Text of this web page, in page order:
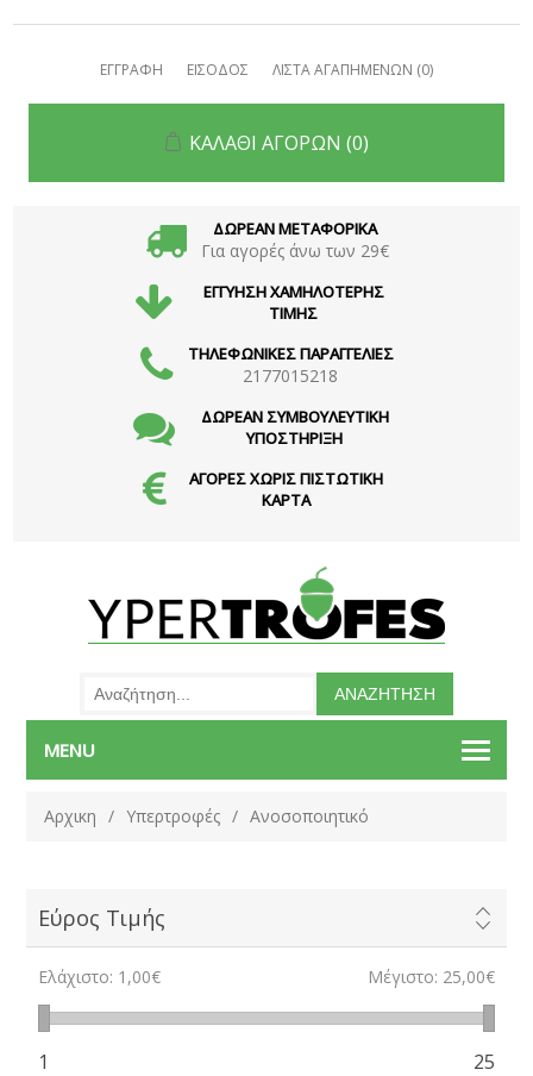
ΕΓΓΡΑΦΗ ΕΙΣΟΔΟΣ ΛΙΣΤΑ ΑΓΑΠΗΜΕΝΩΝ (0)
ΚΑΛΑΘΙ ΑΓΟΡΩΝ (0)
ΔΩΡΕΑΝ ΜΕΤΑΦΟΡΙΚΑ
Για αγορές άνω των 29€
ΕΓΓΥΗΣΗ ΧΑΜΗΛΟΤΕΡΗΣ
ΤΙΜΗΣ
ΤΗΛΕΦΩΝΙΚΕΣ ΠΑΡΑΓΓΕΛΙΕΣ
2177015218
ΔΩΡΕΑΝ ΣΥΜΒΟΥΛΕΥΤΙΚΗ
ΥΠΟΣΤΗΡΙΞΗ
ΑΓΟΡΕΣ ΧΩΡΙΣ ΠΙΣΤΩΤΙΚΗ
ΚΑΡΤΑ
MENU
Αρχικη / Υπερτροφές / Ανοσοποιητικό
Εύρος Τιμής
Ελάχιστο: 1,00€ Μέγιστο: 25,00€
1 25